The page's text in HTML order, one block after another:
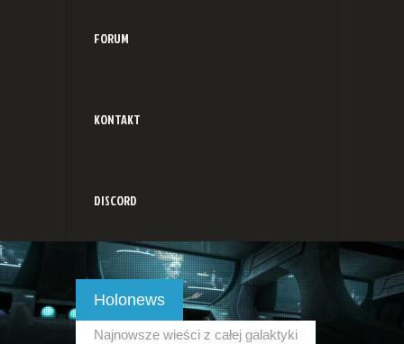
FORUM
KONTAKT
DISCORD
Holonews
Najnowsze wieści z całej galaktyki